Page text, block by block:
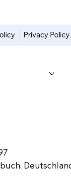
Privacy Policy